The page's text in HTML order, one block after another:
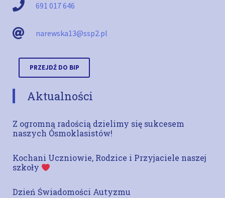
691 017 646
narewska13@ssp2.pl
PRZEJDŹ DO BIP
Aktualności
Z ogromną radością dzielimy się sukcesem
naszych Ósmoklasistów!
Kochani Uczniowie, Rodzice i Przyjaciele naszej
szkoły
Dzień Świadomości Autyzmu